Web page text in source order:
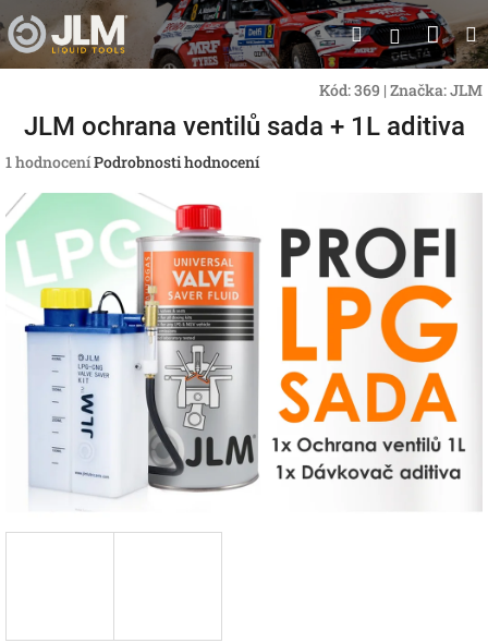
na
obsah
Hledat
Kód:369 | Značka:JLM
JLM ochrana ventilů sada + 1L aditiva
Průměrné
produktu
je
5,0
5
hvězdiček.
1 hodnoceníPodrobnosti hodnocení